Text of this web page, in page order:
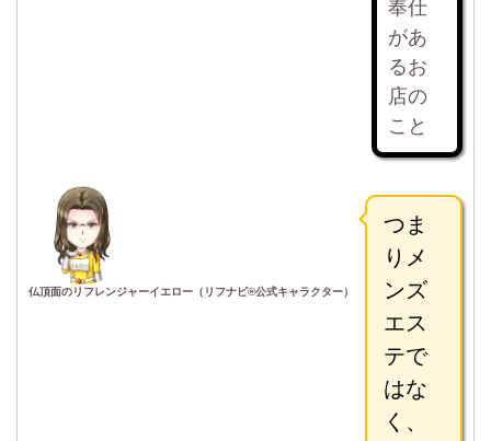
奉仕
があ
るお
店の
こと
仏頂面のリフレンジャーイエロー（リフナビ®公式キャラクター）
つま
りメ
ンズ
エス
テで
はな
く、